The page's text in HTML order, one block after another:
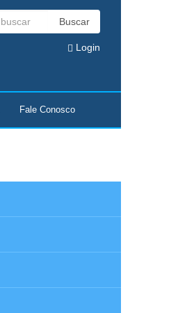
Buscar
Login
Fale Conosco